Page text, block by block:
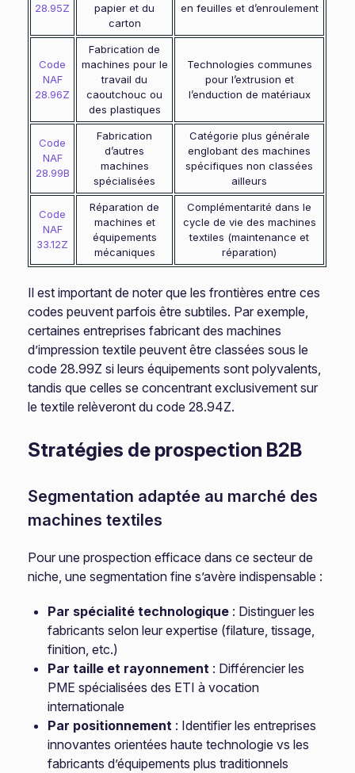
28.95Z
papier et du
carton
en feuilles et d’enroulement
Code
NAF
28.96Z
Fabrication de
machines pour le
travail du
caoutchouc ou
des plastiques
Technologies communes
pour l’extrusion et
l’enduction de matériaux
Code
NAF
28.99B
Fabrication
d’autres
machines
spécialisées
Catégorie plus générale
englobant des machines
spécifiques non classées
ailleurs
Code
NAF
33.12Z
Réparation de
machines et
équipements
mécaniques
Complémentarité dans le
cycle de vie des machines
textiles (maintenance et
réparation)
Il est important de noter que les frontières entre ces
codes peuvent parfois être subtiles. Par exemple,
certaines entreprises fabricant des machines
d’impression textile peuvent être classées sous le
code 28.99Z si leurs équipements sont polyvalents,
tandis que celles se concentrant exclusivement sur
le textile relèveront du code 28.94Z.
Stratégies de prospection B2B
Segmentation adaptée au marché des
machines textiles
Pour une prospection efficace dans ce secteur de
niche, une segmentation fine s’avère indispensable :
Par spécialité technologique : Distinguer les
fabricants selon leur expertise (filature, tissage,
finition, etc.)
Par taille et rayonnement : Différencier les
PME spécialisées des ETI à vocation
internationale
Par positionnement : Identifier les entreprises
innovantes orientées haute technologie vs les
fabricants d’équipements plus traditionnels